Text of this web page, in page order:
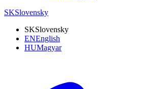
SKSlovensky
SKSlovensky
ENEnglish
HUMagyar